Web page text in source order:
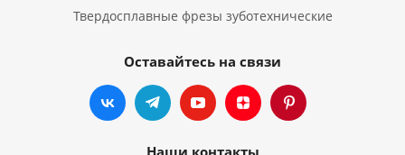
Твердосплавные фрезы зуботехнические
Оставайтесь на связи
Наши контакты